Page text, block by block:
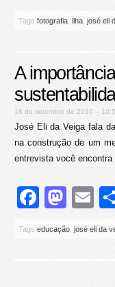
Tags fotografia ilha josé eli
A
16 de setembro de 2010 –
José Eli da Veiga fala
na construção de um
entrevista você encontra
Tags educação josé eli da